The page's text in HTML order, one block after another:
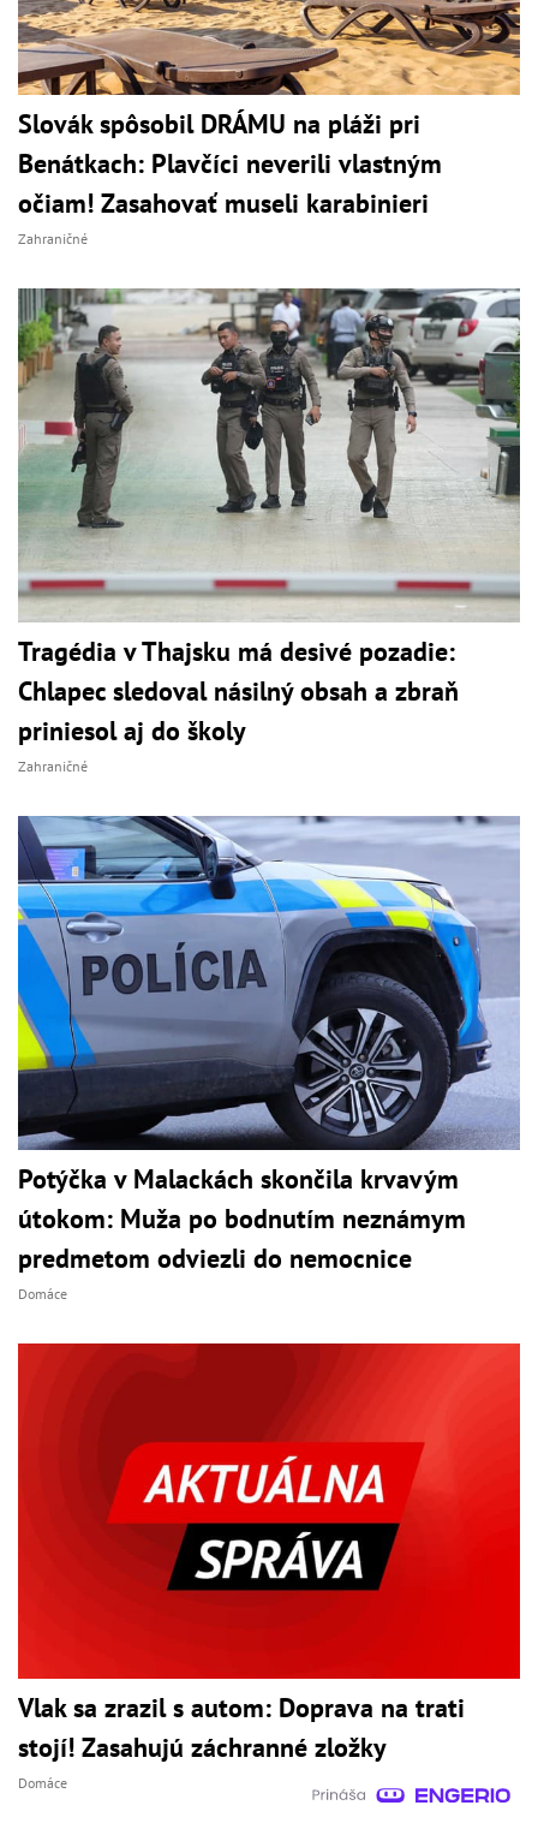
Slovák spôsobil DRÁMU na pláži pri
Benátkach: Plavčíci neverili vlastným
očiam! Zasahovať museli karabinieri
Zahraničné
Tragédia v Thajsku má desivé pozadie:
Chlapec sledoval násilný obsah a zbraň
priniesol aj do školy
Zahraničné
Potýčka v Malackách skončila krvavým
útokom: Muža po bodnutím neznámym
predmetom odviezli do nemocnice
Domáce
Vlak sa zrazil s autom: Doprava na trati
stojí! Zasahujú záchranné zložky
Domáce